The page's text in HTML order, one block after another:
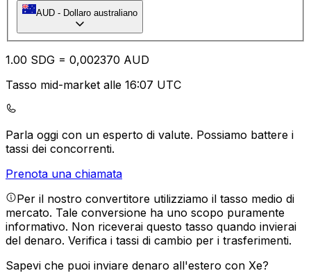
AUD - Dollaro australiano
1.00 SDG = 0,002370 AUD
Tasso mid-market alle 16:07 UTC
Parla oggi con un esperto di valute. Possiamo battere i
tassi dei concorrenti.
Prenota una chiamata
Per il nostro convertitore utilizziamo il tasso medio di
mercato. Tale conversione ha uno scopo puramente
informativo. Non riceverai questo tasso quando invierai
del denaro. Verifica i tassi di cambio per i trasferimenti.
Sapevi che puoi inviare denaro all'estero con Xe?